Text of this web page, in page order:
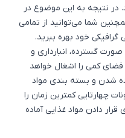
در نتیجه به این موضوع در
شما می‌توانید از تمامی
گسترده، انبارداری و
کمی را اشغال خواهد
شدن و بسته بندی مواد
چهارتایی کمترین زمان را
قرار دادن مواد غذایی آماده